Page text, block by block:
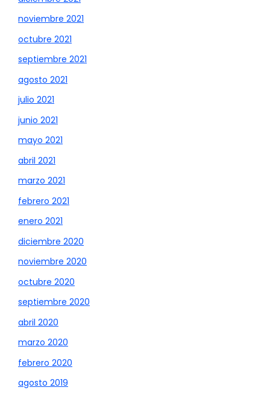
noviembre 2021
octubre 2021
septiembre 2021
agosto 2021
julio 2021
junio 2021
mayo 2021
abril 2021
marzo 2021
febrero 2021
enero 2021
diciembre 2020
noviembre 2020
octubre 2020
septiembre 2020
abril 2020
marzo 2020
febrero 2020
agosto 2019